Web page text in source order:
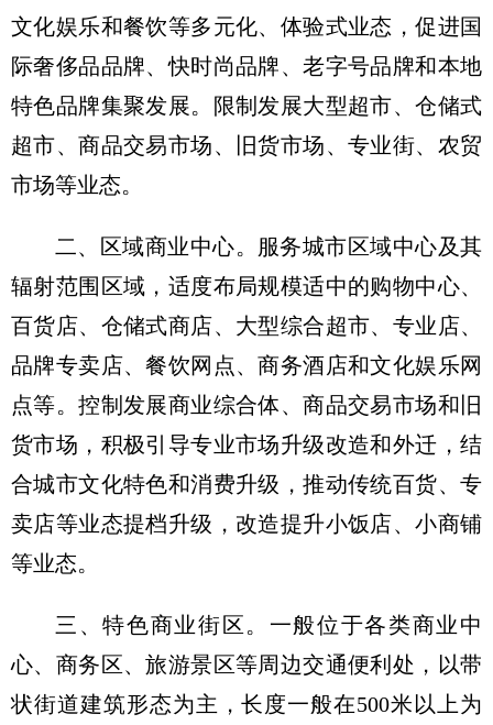
文化娱乐和餐饮等多元化、体验式业态，促进国
际奢侈品品牌、快时尚品牌、老字号品牌和本地
特色品牌集聚发展。限制发展大型超市、仓储式
超市、商品交易市场、旧货市场、专业街、农贸
市场等业态。
二、区域商业中心。 服务城市区域中心及其
辐射范围区域，适度布局规模适中的购物中心、
百货店、仓储式商店、大型综合超市、专业店、
品牌专卖店、餐饮网点、商务酒店和文化娱乐网
点等。控制发展商业综合体、商品交易市场和旧
货市场，积极引导专业市场升级改造和外迁，结
合城市文化特色和消费升级，推动传统百货、专
卖店等业态提档升级，改造提升小饭店、小商铺
等业态。
三、特色商业街区。 一般位于各类商业中
心、商务区、旅游景区等周边交通便利处，以带
状街道建筑形态为主，长度一般在500米以上为